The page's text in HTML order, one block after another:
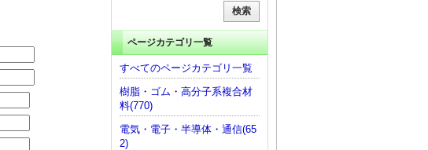
ページカテゴリ一覧
すべてのページカテゴリ一覧
樹脂・ゴム・高分子系複合材
料(770)
電気・電子・半導体・通信(65
2)